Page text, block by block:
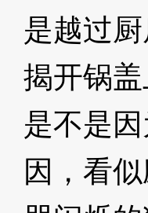
是越过
揭开锅
是不是
因，看